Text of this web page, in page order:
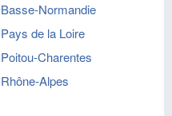
Basse-Normandie
Pays de la Loire
Poitou-Charentes
Rhône-Alpes